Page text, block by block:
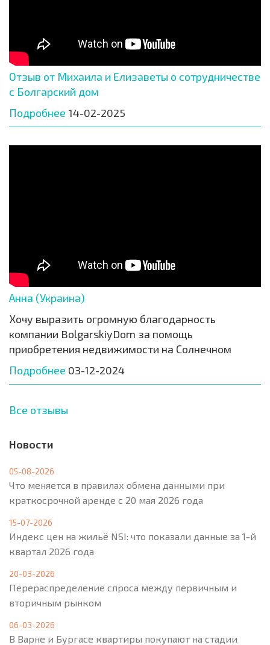
Отзыв от Михаила и Елизаветы о сотрудничестве
с Болгарский дом
Подробнее 14-02-2025
Анна (Украина)
Хочу выразить огромную благодарность
компании BolgarskiyDom за помощь
приобретения недвижимости на Солнечном
Подробнее 03-12-2024
Все отзывы
Новости
05-08-2026
Что меняется в правилах обмена данными при
краткосрочной аренде с 20 мая 2026 года
15-07-2026
Индекс цен на жильё NSI: что показали данные за 1-й
квартал 2026 года
20-03-2026
Перераспределение спроса между первичным и
вторичным рынком
06-03-2026
В Варне и Бургасе квартиры покупают на стадии